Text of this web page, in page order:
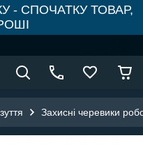
- СПОЧАТКУ ТОВАР,
Захисні черевики